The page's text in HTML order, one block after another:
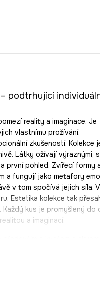
podtrhující
reality a imaginace. Je
vlastnímu prožívání.
zkušeností. Kolekce
Látky ožívají výraznými,
první pohled. Zvířecí formy
a fungují jako metafory
v tom spočívá jejich síla.
Estetika kolekce tak
kus je promyšlený do
a imaginací.
– hluboce osobní, a